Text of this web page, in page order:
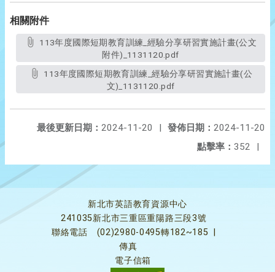
相關附件
附件)_1131120.pdf
文)_1131120.pdf
發佈日期： 2024-11-20
最後更新日期： 2024-11-20
|
點擊率： 352 |
新北市英語教育資源中心
241035新北市三重區重陽路三段3號
聯絡電話
(02)2980-0495轉182~185
傳真
電子信箱